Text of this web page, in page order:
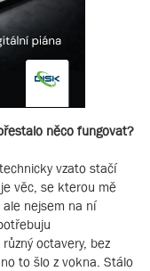
něco fungovat?
vzato stačí
věc, se kterou mě
nejsem na ní
octavery, bez
to šlo z vokna. Stálo